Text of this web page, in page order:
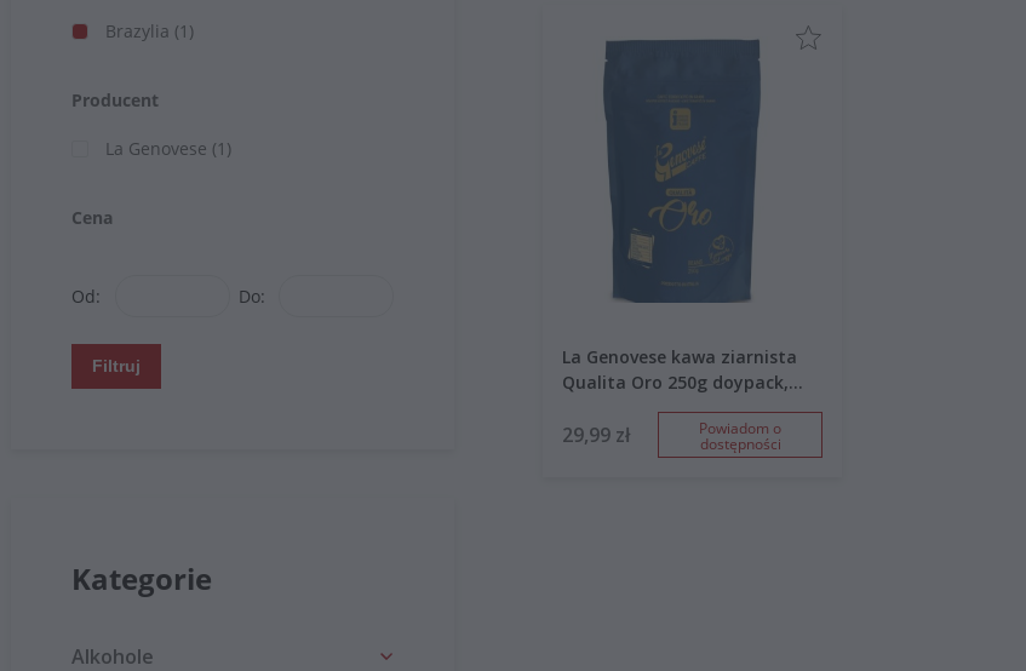
Brazylia (1)
Producent
La Genovese (1)
Cena
Od: Do:
Filtruj
Kategorie
Alkohole
La Genovese kawa ziarnista
Qualita Oro 250g doypack,
data palenia 09/2024
29,99 zł Powiadom o
dostępności